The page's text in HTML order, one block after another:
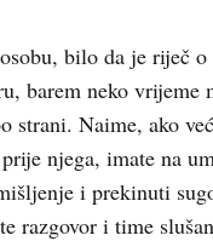
bilo da je riječ
barem neko vrijeme
strani. Naime, ako
njega, imate na
i prekinuti
razgovor i time